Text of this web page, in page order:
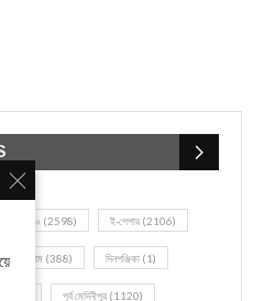
সেরা ১০ (2598) ই-পেপার (2106)
ঝাড়গ্রাম (388) দিনপঞ্জিকা (1)
পূর্ব মেদিনীপুর (1120)